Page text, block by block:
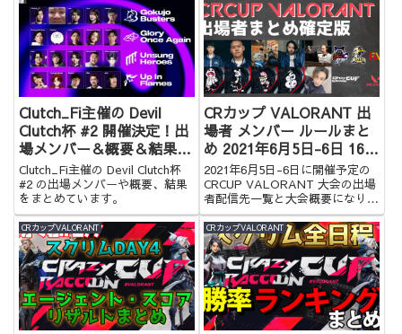
Clutch_Fi主催の Devil
Clutch杯 #2 開催決定！出
場メンバー＆概要＆結果ま
とめ
Clutch_Fi主催の Devil Clutch杯
#2 の出場メンバーや概要、結果
をまとめています。
CRカップ VALORANT 出
場者 メンバー ルールまと
め 2021年6月5日-6日 16時
から開催予定！！
2021年6月5日-6日に開催予定の
CRCUP VALORANT 大会の出場
者配信先一覧と大会概要になりま
す。是非ご覧ください。
CRカップVALORANT CRカップVALORANT